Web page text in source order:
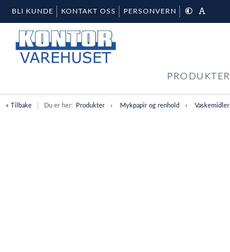
BLI KUNDE KONTAKT OSS PERSONVERN
PRODUKTER
« Tilbake Du er her: Produkter Mykpapir og renhold Vaskemidler